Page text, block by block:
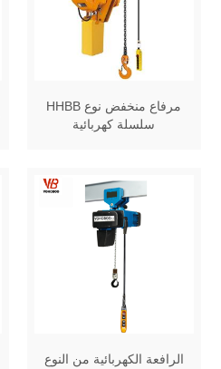
HHBB مرفاع منخفض نوع
سلسلة كهربائية
الرافعة الكهربائية من النوع